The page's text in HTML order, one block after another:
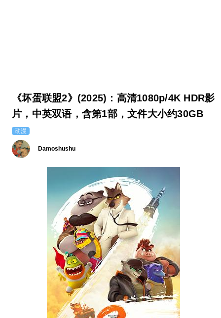
《坏蛋联盟2》(2025)：高清1080p/4K HDR影
片，中英双语，含第1部，文件大小约30GB
动漫
Damoshushu